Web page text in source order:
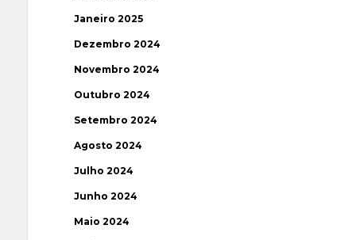
Janeiro 2025
Dezembro 2024
Novembro 2024
Outubro 2024
Setembro 2024
Agosto 2024
Julho 2024
Junho 2024
Maio 2024